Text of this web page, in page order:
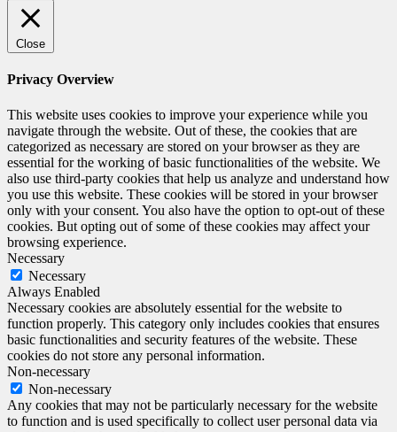
Close
Privacy Overview
This website uses cookies to improve your experience while you
navigate through the website. Out of these, the cookies that are
categorized as necessary are stored on your browser as they are
essential for the working of basic functionalities of the website. We
also use third-party cookies that help us analyze and understand how
you use this website. These cookies will be stored in your browser
only with your consent. You also have the option to opt-out of these
cookies. But opting out of some of these cookies may affect your
browsing experience.
Necessary
Necessary
Always Enabled
Necessary cookies are absolutely essential for the website to
function properly. This category only includes cookies that ensures
basic functionalities and security features of the website. These
cookies do not store any personal information.
Non-necessary
Non-necessary
Any cookies that may not be particularly necessary for the website
to function and is used specifically to collect user personal data via